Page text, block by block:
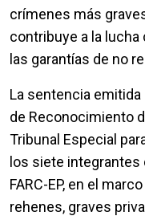
crímenes más
contribuye a la
las garantías de no
La sentencia emitida
de Reconocimiento
Tribunal Especial
los siete
FARC-EP, en el
rehenes, graves